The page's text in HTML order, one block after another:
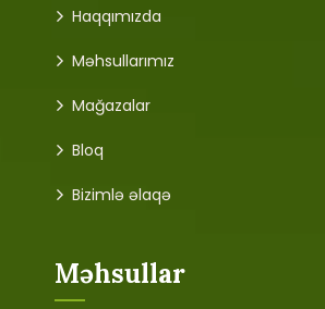
Haqqımızda
Məhsullarımız
Mağazalar
Bloq
Bizimlə əlaqə
Məhsullar